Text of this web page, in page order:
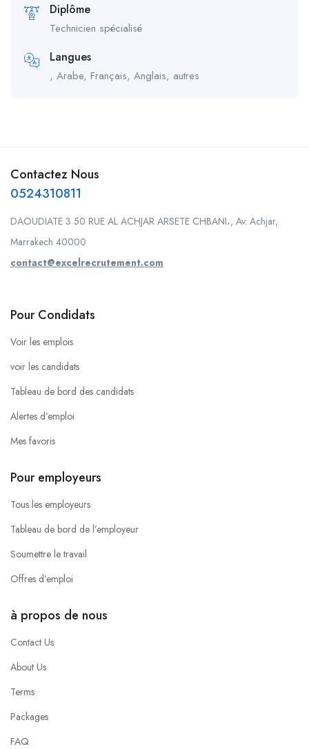
Diplôme
Technicien spécialisé
Langues
, Arabe, Français, Anglais, autres
Contactez Nous
0524310811
DAOUDIATE 3 50 RUE AL ACHJAR ARSETE CHBANI،, Av. Achjar,
Marrakech 40000
contact@excelrecrutement.com
Pour Condidats
Voir les emplois
voir les candidats
Tableau de bord des candidats
Alertes d’emploi
Mes favoris
Pour employeurs
Tous les employeurs
Tableau de bord de l’employeur
Soumettre le travail
Offres d’emploi
à propos de nous
Contact Us
About Us
Terms
Packages
FAQ